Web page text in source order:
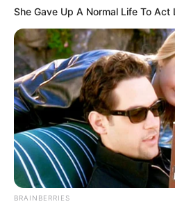
She Gave Up A Normal Life To Act
BRAINBERRIES